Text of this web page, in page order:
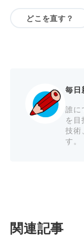
どこを直す？
毎日
誰に
を目
技術
す。
関連記事